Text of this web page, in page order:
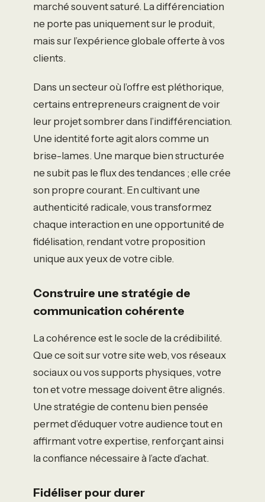
marché souvent saturé. La différenciation
ne porte pas uniquement sur le produit,
mais sur l’expérience globale offerte à vos
clients.
Dans un secteur où l’offre est pléthorique,
certains entrepreneurs craignent de voir
leur projet sombrer dans l’indifférenciation.
Une identité forte agit alors comme un
brise-lames. Une marque bien structurée
ne subit pas le flux des tendances ; elle crée
son propre courant. En cultivant une
authenticité radicale, vous transformez
chaque interaction en une opportunité de
fidélisation, rendant votre proposition
unique aux yeux de votre cible.
Construire une stratégie de
communication cohérente
La cohérence est le socle de la crédibilité.
Que ce soit sur votre site web, vos réseaux
sociaux ou vos supports physiques, votre
ton et votre message doivent être alignés.
Une stratégie de contenu bien pensée
permet d’éduquer votre audience tout en
affirmant votre expertise, renforçant ainsi
la confiance nécessaire à l’acte d’achat.
Fidéliser pour durer